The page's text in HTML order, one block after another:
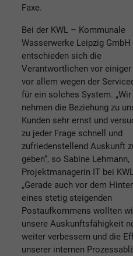
Faxe.
Bei der KWL – Kommunale
Wasserwerke Leipzig GmbH
entschieden sich die
Verantwortlichen vor
vor allem wegen der
für ein solches System. „Wir
nehmen die Beziehung zu
Kunden sehr ernst und
zu jeder Frage schnell und
zufriedenstellend Auskunft
geben“, so Sabine Lehmann,
Projektmanagerin IT bei
„Gerade auch vor dem
eines stetig steigenden
Postaufkommens wollten
unsere Auskunftsfähigkeit
weiter verbessern und die
unserer internen